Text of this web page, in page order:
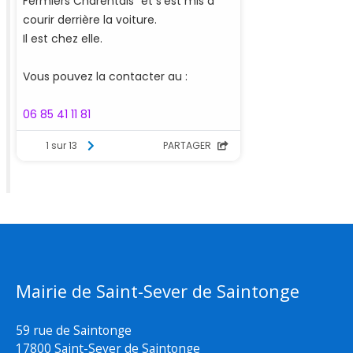
Mairie de Saint-Sever de Saintonge
59 rue de Saintonge
17800 Saint-Sever de Saintonge